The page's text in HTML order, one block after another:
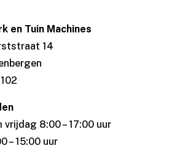
en Tuin Machines
14
vrijdag 8:00 – 17:00 uur
– 15:00 uur